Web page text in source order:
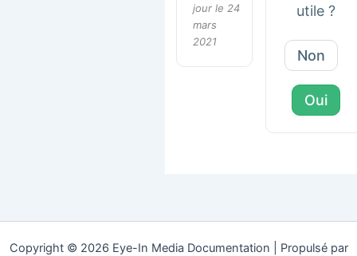
jour le 24
mars
2021
utile ?
Non
Oui
Copyright © 2026 Eye-In Media Documentation | Propulsé par